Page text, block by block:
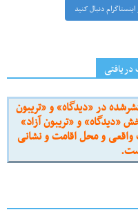
اینستاگرام دنبال کنید
در «دیدگاه» و «تریبون
«دیدگاه» و «تریبون آزاد»
و محل اقامت و نشانی